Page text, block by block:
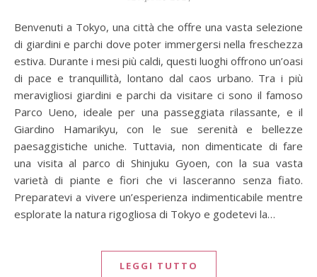
Benvenuti a Tokyo, una città che offre una vasta selezione
di giardini e parchi dove poter immergersi nella freschezza
estiva. Durante i mesi più caldi, questi luoghi offrono un’oasi
di pace e tranquillità, lontano dal caos urbano. Tra i più
meravigliosi giardini e parchi da visitare ci sono il famoso
Parco Ueno, ideale per una passeggiata rilassante, e il
Giardino Hamarikyu, con le sue serenità e bellezze
paesaggistiche uniche. Tuttavia, non dimenticate di fare
una visita al parco di Shinjuku Gyoen, con la sua vasta
varietà di piante e fiori che vi lasceranno senza fiato.
Preparatevi a vivere un’esperienza indimenticabile mentre
esplorate la natura rigogliosa di Tokyo e godetevi la…
LEGGI TUTTO